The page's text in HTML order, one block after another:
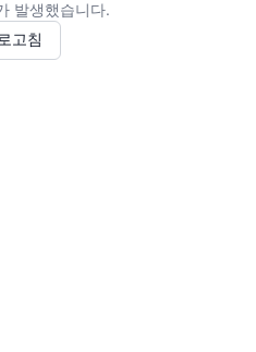
발생했습니다.
고침